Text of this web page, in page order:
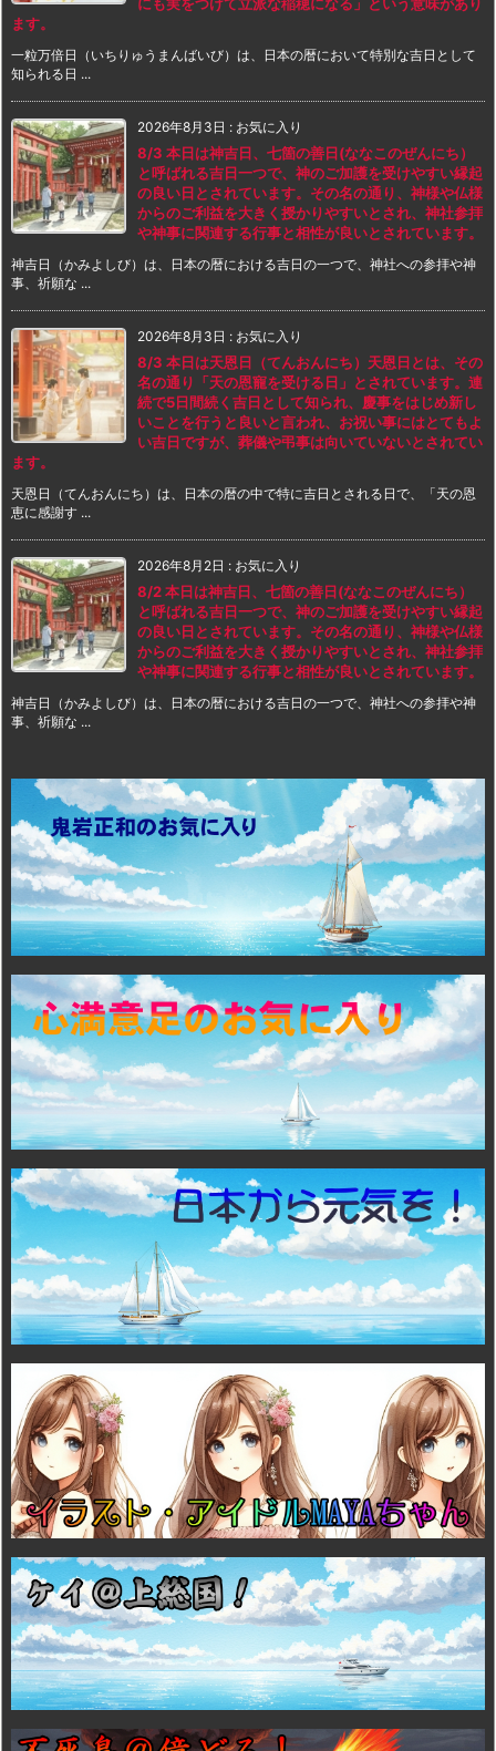
ます。
一粒万倍日（いちりゅうまんばいび）は、日本の暦において特別な吉日として
知られる日 ...
2026年8月3日 : お気に入り
8/3 本日は神吉日、七箇の善日(ななこのぜんにち）
と呼ばれる吉日一つで、神のご加護を受けやすい縁起
の良い日とされています。その名の通り、神様や仏様
からのご利益を大きく授かりやすいとされ、神社参拝
や神事に関連する行事と相性が良いとされています。
神吉日（かみよしび）は、日本の暦における吉日の一つで、神社への参拝や神
事、祈願な ...
2026年8月3日 : お気に入り
8/3 本日は天恩日（てんおんにち）天恩日とは、その
名の通り「天の恩寵を受ける日」とされています。連
続で5日間続く吉日として知られ、慶事をはじめ新し
いことを行うと良いと言われ、お祝い事にはとてもよ
い吉日ですが、葬儀や弔事は向いていないとされてい
ます。
天恩日（てんおんにち）は、日本の暦の中で特に吉日とされる日で、「天の恩
恵に感謝す ...
2026年8月2日 : お気に入り
8/2 本日は神吉日、七箇の善日(ななこのぜんにち）
と呼ばれる吉日一つで、神のご加護を受けやすい縁起
の良い日とされています。その名の通り、神様や仏様
からのご利益を大きく授かりやすいとされ、神社参拝
や神事に関連する行事と相性が良いとされています。
神吉日（かみよしび）は、日本の暦における吉日の一つで、神社への参拝や神
事、祈願な ...